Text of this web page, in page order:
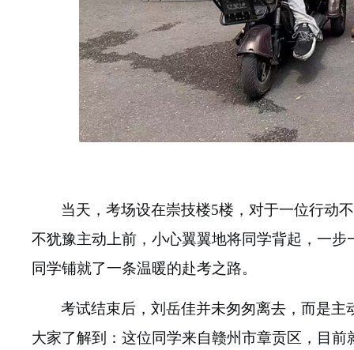
当天，考场设在崇技楼5楼，对于一位行动
不犹豫主动上前，小心翼翼地将同学背起，一
同学铺就了一条温暖的赴考之路。
考试结束后，刘岳佳并未匆匆离去，而是
大家了解到：这位同学来自赣州市章贡区，目